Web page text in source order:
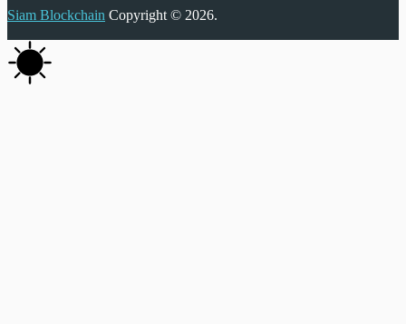
Siam Blockchain Copyright © 2026.